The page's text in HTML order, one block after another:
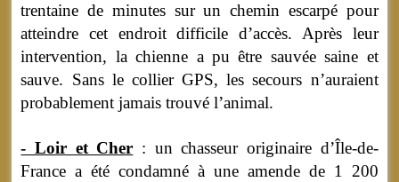
trentaine de minutes sur un chemin escarpé pour
atteindre cet endroit difficile d’accès. Après leur
intervention, la chienne a pu être sauvée saine et
sauve. Sans le collier GPS, les secours n’auraient
probablement jamais trouvé l’animal.
- Loir et Cher : un chasseur originaire d’Île-de-
France a été condamné à une amende de 1 200